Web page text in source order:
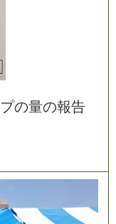
プの量の報告